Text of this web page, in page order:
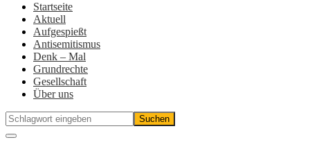
Startseite
Aktuell
Aufgespießt
Antisemitismus
Denk – Mal
Grundrechte
Gesellschaft
Über uns